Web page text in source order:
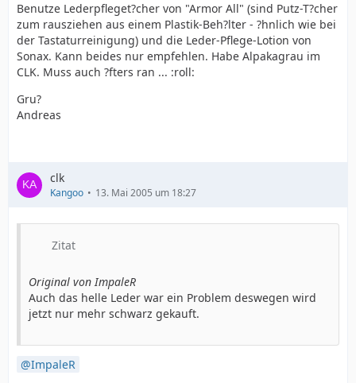
Benutze Lederpfleget?cher von "Armor All" (sind Putz-T?cher
zum rausziehen aus einem Plastik-Beh?lter - ?hnlich wie bei
der Tastaturreinigung) und die Leder-Pflege-Lotion von
Sonax. Kann beides nur empfehlen. Habe Alpakagrau im
CLK. Muss auch ?fters ran ... :roll:
Gru?
Andreas
clk
Kangoo 13. Mai 2005 um 18:27
Zitat
Original von ImpaleR
Auch das helle Leder war ein Problem deswegen wird
jetzt nur mehr schwarz gekauft.
ImpaleR